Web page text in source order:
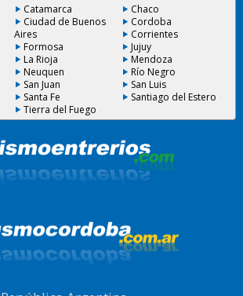
Catamarca
Chaco
Ciudad de Buenos
Aires
Cordoba
Corrientes
Formosa
Jujuy
La Rioja
Mendoza
Neuquen
Río Negro
San Juan
San Luis
Santa Fe
Santiago del Estero
Tierra del Fuego